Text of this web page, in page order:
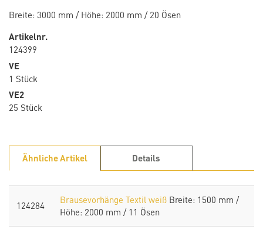
Breite: 3000 mm / Höhe: 2000 mm / 20 Ösen
Artikelnr.
124399
VE
1 Stück
VE2
25 Stück
Ähnliche Artikel Details
124284 Brausevorhänge Textil weiß Breite: 1500 mm /
Höhe: 2000 mm / 11 Ösen